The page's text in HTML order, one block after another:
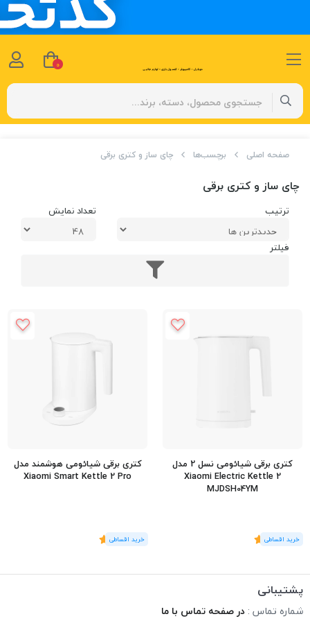
صفحه اصلی برچسب‌ها چای ساز و کتری برقی
چای ساز و کتری برقی
ترتیب تعداد نمایش
فیلتر
کتری برقی شیائومی نسل 2 مدل
Xiaomi Electric Kettle 2
MJDSH04YM
(1رای)
5
کتری برقی شیائومی هوشمند مدل
Xiaomi Smart Kettle 2 Pro
(1رای)
5
پشتیبانی
شماره تماس : در صفحه تماس با ما
0